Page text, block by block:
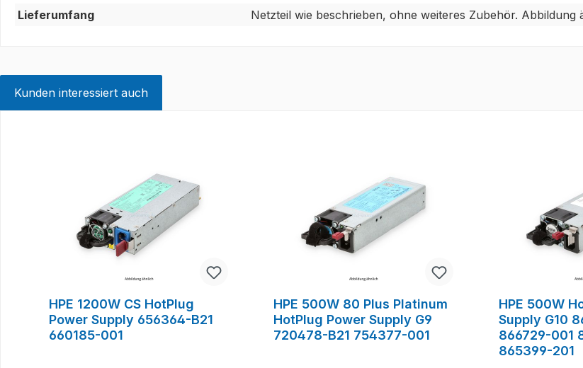
Lieferumfang
Netzteil wie beschrieben, ohne weiteres Zubehör. Abbildung
Kunden interessiert auch
HPE 1200W CS HotPlug
Power Supply 656364-B21
660185-001
HPE 500W 80 Plus Platinum
HotPlug Power Supply G9
720478-B21 754377-001
HPE 500W
Supply G10
866729-001
865399-201